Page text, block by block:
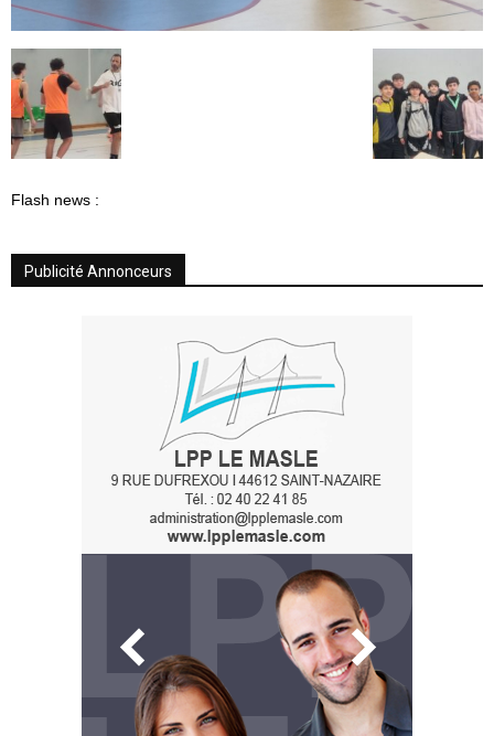
Flash news :
Publicité Annonceurs